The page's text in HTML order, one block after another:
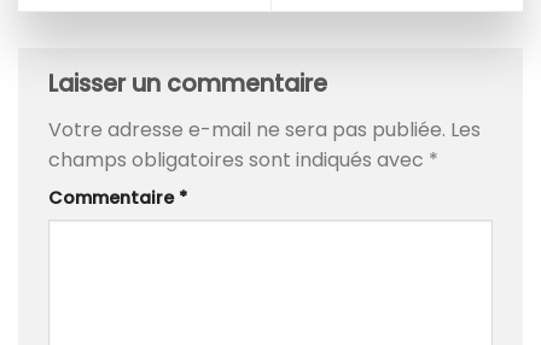
Laisser un commentaire
Votre adresse e-mail ne sera pas publiée. Les
champs obligatoires sont indiqués avec *
Commentaire *